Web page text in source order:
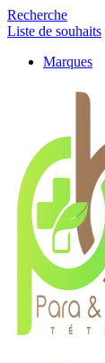
Recherche
Liste de souhaits
Marques